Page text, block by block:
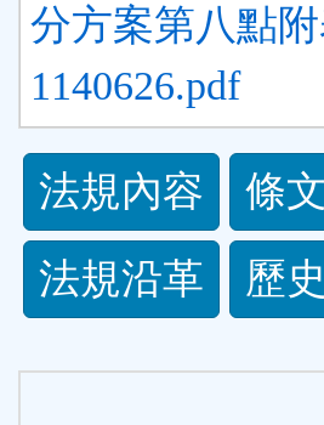
分方案第八點
1140626.pdf
法
規
功
能
法規內容 條
法規沿革
歷